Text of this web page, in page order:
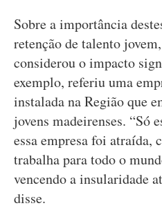
Sobre a importância
retenção de talento
considerou o impacto
exemplo, referiu uma
instalada na Região que
jovens madeirenses. “Só
essa empresa foi atraída,
trabalha para todo o
vencendo a insularidade
disse.